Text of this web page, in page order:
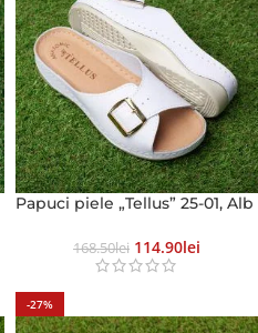
Papuci piele „Tellus” 25-01, Alb
168.50Lei 114.90Lei
-27%